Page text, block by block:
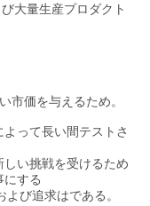
大量生産プロダクト
市価を与えるため。
って長い間テストさ
い挑戦を受けるため
にする
び追求はである。